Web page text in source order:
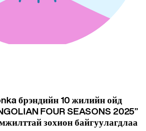
брэндийн 10 жилийн ойд
FOUR SEASONS 2025”
зохион байгуулагдлаа